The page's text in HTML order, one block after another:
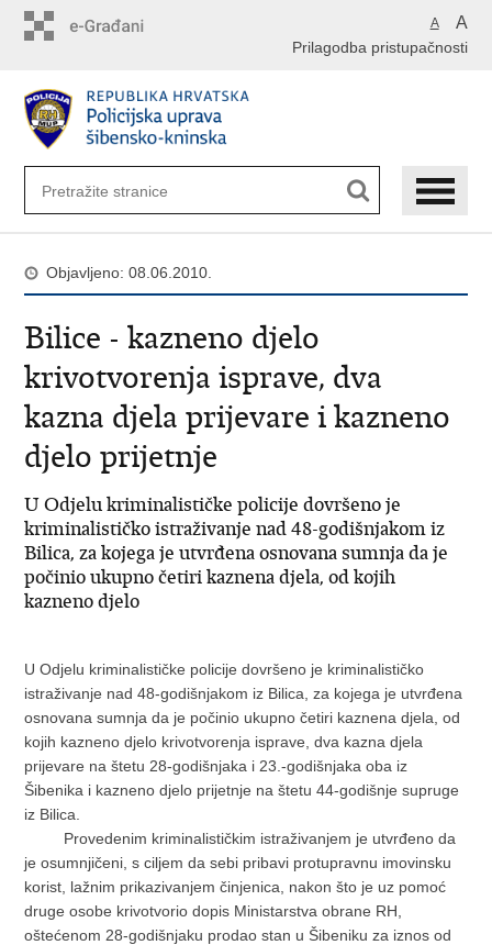
A A
Prilagodba pristupačnosti
Objavljeno: 08.06.2010.
Bilice - kazneno djelo
krivotvorenja isprave, dva
kazna djela prijevare i kazneno
djelo prijetnje
U Odjelu kriminalističke policije dovršeno je
kriminalističko istraživanje nad 48-godišnjakom iz
Bilica, za kojega je utvrđena osnovana sumnja da je
počinio ukupno četiri kaznena djela, od kojih
kazneno djelo
U Odjelu kriminalističke policije dovršeno je kriminalističko
istraživanje nad 48-godišnjakom iz Bilica, za kojega je utvrđena
osnovana sumnja da je počinio ukupno četiri kaznena djela, od
kojih kazneno djelo krivotvorenja isprave, dva kazna djela
prijevare na štetu 28-godišnjaka i 23.-godišnjaka oba iz
Šibenika i kazneno djelo prijetnje na štetu 44-godišnje supruge
iz Bilica.
Provedenim kriminalističkim istraživanjem je utvrđeno da
je osumnjičeni, s ciljem da sebi pribavi protupravnu imovinsku
korist, lažnim prikazivanjem činjenica, nakon što je uz pomoć
druge osobe krivotvorio dopis Ministarstva obrane RH,
oštećenom 28-godišnjaku prodao stan u Šibeniku za iznos od